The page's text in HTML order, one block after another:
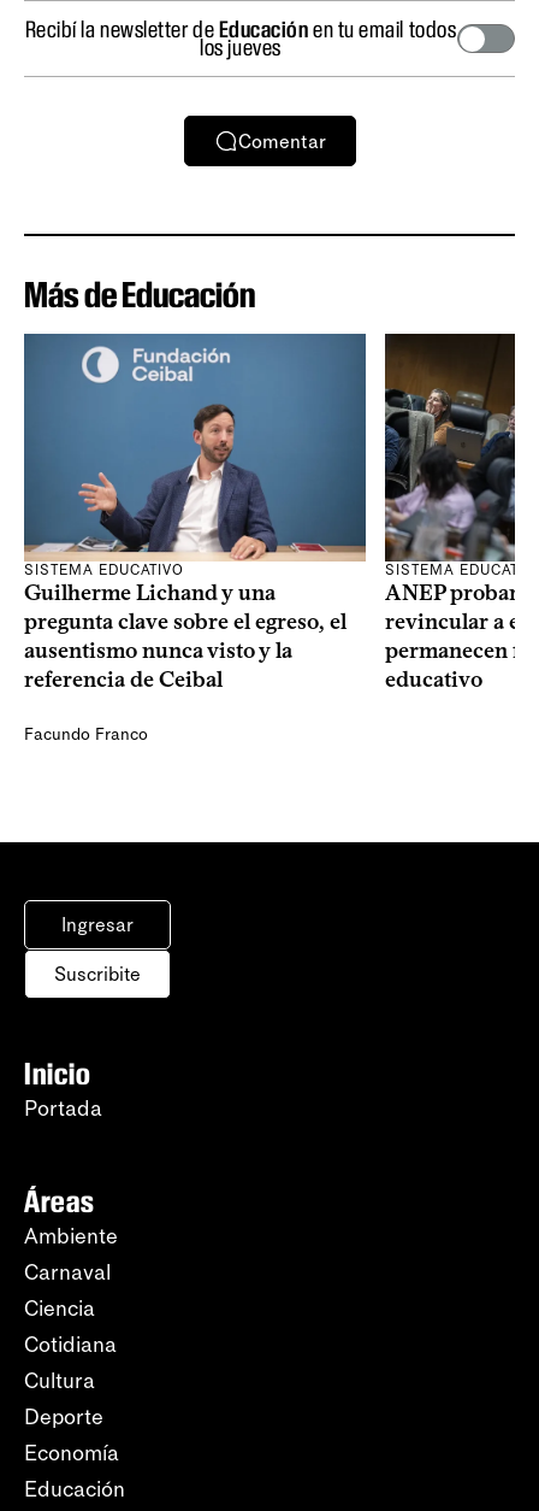
Recibí la newsletter deEducaciónen tu email todos
los jueves
Comentar
Más de Educación
SISTEMA EDUCATIVO
Guilherme Lichand y una
pregunta clave sobre el egreso, el
ausentismo nunca visto y la
referencia de Ceibal
Facundo Franco
SISTEMA
ANEP probará
revincular a
permanecen
educativo
Ingresar
Suscribite
Inicio
Portada
Áreas
Ambiente
Carnaval
Ciencia
Cotidiana
Cultura
Deporte
Economía
Educación